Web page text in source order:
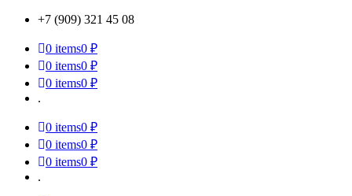
+7 (909) 321 45 08
0 items0 ₽
0 items0 ₽
0 items0 ₽
.
0 items0 ₽
0 items0 ₽
0 items0 ₽
.